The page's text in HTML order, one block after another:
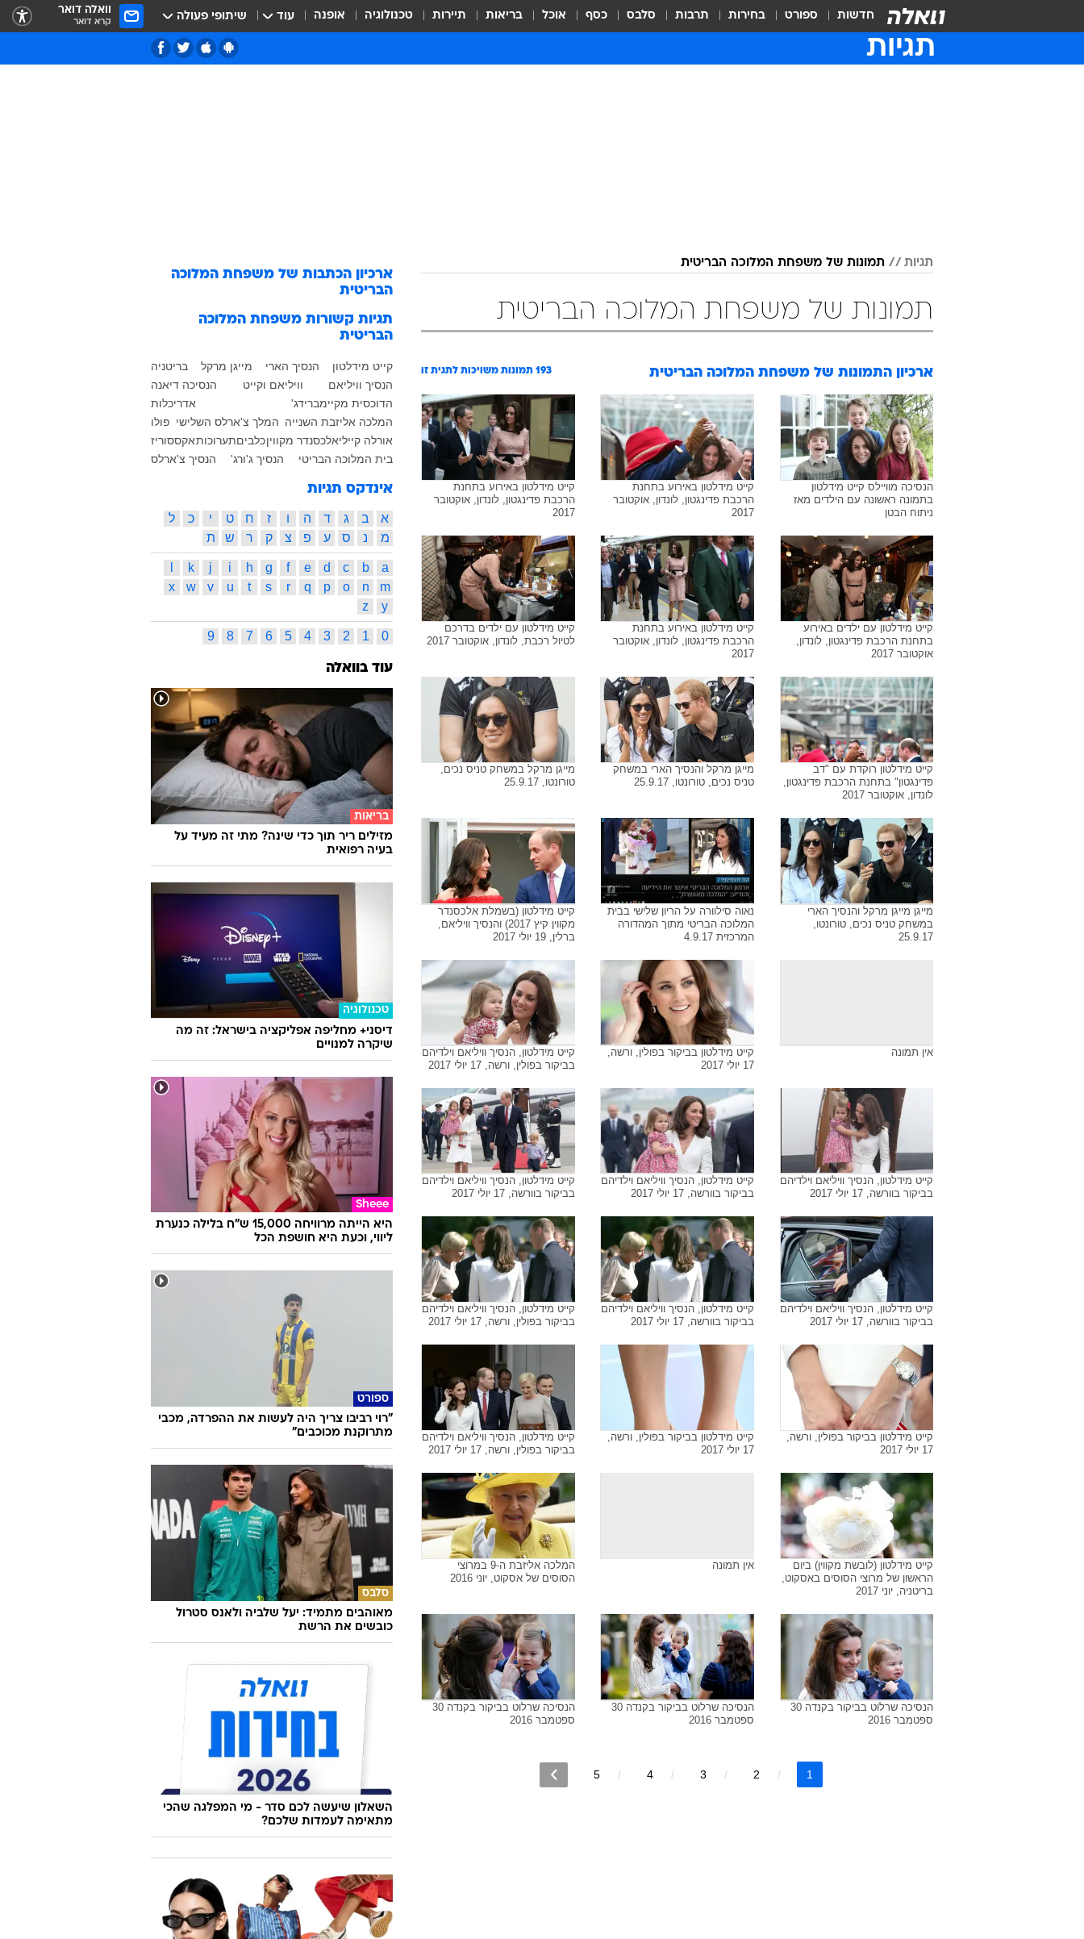
חדשות ספורט בחירות תרבות סלבס כסף אוכל בריאות תיירות טכנולוגיה אופנה עוד שיתופי פעולה וואלה דואר
קרא דואר
תגיות
תגיות תמונות של משפחת המלוכה הבריטית
תמונות של משפחת המלוכה הבריטית
ארכיון התמונות של משפחת המלוכה הבריטית 193 תמונות משויכות לתגית זו
הנסיכה מוויילס קייט מידלטון
בתמונה ראשונה עם הילדים מאז
ניתוח הבטן
קייט מידלטון באירוע בתחנת
הרכבת פדינגטון, לונדון, אוקטובר
2017
קייט מידלטון באירוע בתחנת
הרכבת פדינגטון, לונדון, אוקטובר
2017
קייט מידלטון עם ילדים באירוע
בתחנת הרכבת פדינגטון, לונדון,
אוקטובר 2017
קייט מידלטון באירוע בתחנת
הרכבת פדינגטון, לונדון, אוקטובר
2017
קייט מידלטון עם ילדים בדרכם
לטיול רכבת, לונדון, אוקטובר 2017
קייט מידלטון רוקדת עם "דב
פדינגטון" בתחנת הרכבת פדינגטון,
לונדון, אוקטובר 2017
מייגן מרקל והנסיך הארי במשחק
טניס נכים, טורונטו, 25.9.17
מייגן מרקל במשחק טניס נכים,
טורונטו, 25.9.17
מייגן מייגן מרקל והנסיך הארי
במשחק טניס נכים, טורונטו,
25.9.17
נאוה סילוורה על הריון שלישי בבית
המלוכה הבריטי מתוך המהדורה
המרכזית 4.9.17
קייט מידלטון (בשמלת אלכסנדר
מקווין קיץ 2017) והנסיך וויליאם,
ברלין, 19 יולי 2017
אין תמונה
קייט מידלטון בביקור בפולין, ורשה,
17 יולי 2017
קייט מידלטון, הנסיך וויליאם וילדיהם
בביקור בפולין, ורשה, 17 יולי 2017
קייט מידלטון, הנסיך וויליאם וילדיהם
בביקור בוורשה, 17 יולי 2017
קייט מידלטון, הנסיך וויליאם וילדיהם
בביקור בוורשה, 17 יולי 2017
קייט מידלטון, הנסיך וויליאם וילדיהם
בביקור בוורשה, 17 יולי 2017
קייט מידלטון, הנסיך וויליאם וילדיהם
בביקור בוורשה, 17 יולי 2017
קייט מידלטון, הנסיך וויליאם וילדיהם
בביקור בוורשה, 17 יולי 2017
קייט מידלטון, הנסיך וויליאם וילדיהם
בביקור בפולין, ורשה, 17 יולי 2017
קייט מידלטון בביקור בפולין, ורשה,
17 יולי 2017
קייט מידלטון בביקור בפולין, ורשה,
17 יולי 2017
קייט מידלטון, הנסיך וויליאם וילדיהם
בביקור בפולין, ורשה, 17 יולי 2017
קייט מידלטון (לובשת מקווין) ביום
הראשון של מרוצי הסוסים באסקוט,
בריטניה, יוני 2017
אין תמונה
המלכה אליזבת ה-9 במרוצי
הסוסים של אסקוט, יוני 2016
הנסיכה שרלוט בביקור בקנדה 30
ספטמבר 2016
הנסיכה שרלוט בביקור בקנדה 30
ספטמבר 2016
הנסיכה שרלוט בביקור בקנדה 30
ספטמבר 2016
1
2
3
4
5
ארכיון הכתבות של משפחת המלוכה
הבריטית
תגיות קשורות משפחת המלוכה
הבריטית
קייט מידלטון הנסיך הארי מייגן מרקל
בריטניה
הנסיך וויליאם
וויליאם וקייט
הנסיכה דיאנה
הדוכסית מקיימברידג'
אדריכלות
המלכה אליזבת השנייה המלך צ'ארלס השלישי פולו
אורלה קייליאלכסנדר מקוויןכלביםתערוכותאקססוריז
בית המלוכה הבריטי
הנסיך ג'ורג' הנסיך צ'ארלס
אינדקס תגיות
א ב ג ד ה ו ז ח ט י כ
ל
מ
נ ס ע פ צ ק ר ש ת
a
b
c
d
e
f
g
h
i
j
k
m
n
o
p
q
r
s
t
u
v
w
x
y
z
0
1
2
3
4
5
6
7
8
9
עוד בוואלה
בריאות
מזילים ריר תוך כדי שינה? מתי זה מעיד על
בעיה רפואית
טכנולוגיה
דיסני+ מחליפה אפליקציה בישראל: זה מה
שיקרה למנויים
Sheee
היא הייתה מרוויחה 15,000 ש"ח בלילה כנערת
ליווי, וכעת היא חושפת הכל
ספורט
"רוי רביבו צריך היה לעשות את ההפרדה, מכבי
מתרוקנת מכוכבים"
סלבס
מאוהבים מתמיד: יעל שלביה ולאנס סטרול
כובשים את הרשת
השאלון שיעשה לכם סדר - מי המפלגה שהכי
מתאימה לעמדות שלכם?